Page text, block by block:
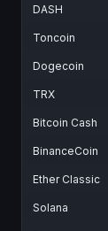
DASH
Toncoin
Dogecoin
TRX
Bitcoin Cash
BinanceCoin
Ether Classic
Solana